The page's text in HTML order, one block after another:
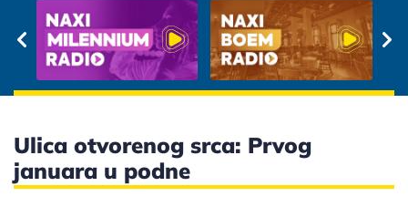
Ulica otvorenog srca: Prvog
januara u podne